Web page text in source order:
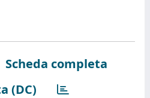
Scheda completa
(DC)